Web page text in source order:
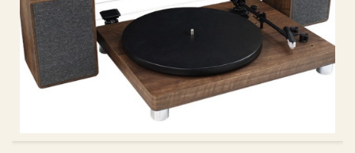
ᲙᲐᲚᲐᲗᲐᲨᲘ ᲓᲐᲛᲐᲢᲔᲑᲐ